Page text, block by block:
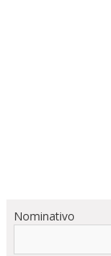
Nominativo